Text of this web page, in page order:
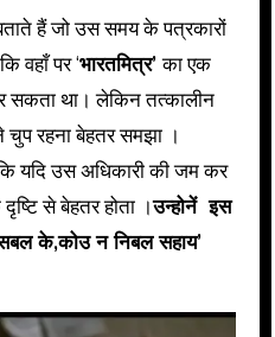
हैं जो उस समय के पत्रकारों
वहाँ पर ‘भारतमित्र’का एक
सकता था। लेकिन तत्कालीन
रहना बेहतर समझा ।
यदि उस अधिकारी की जम कर
से बेहतर होता ।उन्होनें इस
के,कोउ न निबल सहाय’